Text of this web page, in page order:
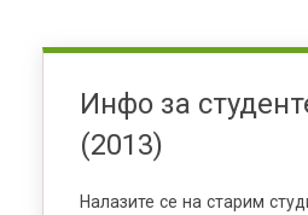
Инфо за
(2013)
Налазите се на старим